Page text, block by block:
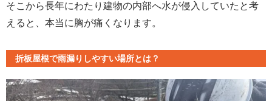
そこから長年にわたり建物の内部へ水が侵入していたと考
えると、本当に胸が痛くなります。
折板屋根で雨漏りしやすい場所とは？